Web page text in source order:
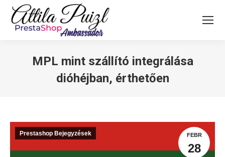
Search:
MPL mint szállító integrálása
dióhéjban, érthetően
FEBR
28
Prestashop Bejegyzések